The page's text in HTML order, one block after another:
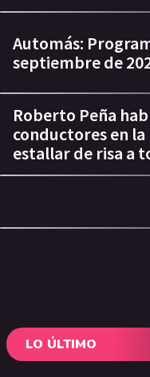
Automás:
septiembre de
Roberto Peña
conductores en
estallar de risa a
LO ÚLTIMO